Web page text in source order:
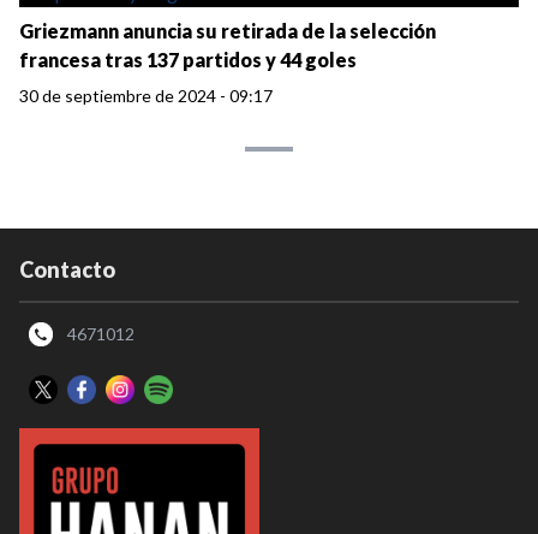
Griezmann anuncia su retirada de la selección
francesa tras 137 partidos y 44 goles
30 de septiembre de 2024 - 09:17
Contacto
4671012